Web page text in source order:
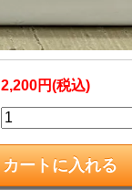
2,200円(税込)